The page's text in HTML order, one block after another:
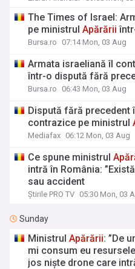
decât costurile acestor
The Times of Israel:
pe ministrulApărării
Bursa.ro 07:14 Mon, 03 Aug
Armata israeliană îl
într-o dispută fără
Bursa.ro 06:43 Mon, 03 Aug
Dispută fără precedent
contrazice pe ministrul
Mediafax 06:12 Mon, 03 Aug
Ce spune ministrul
intră în România:
sau accident
Știrile PRO TV 05:30 Mon, 03
Sunday
MinistrulApărării: ”De
mi consum eu
jos niște drone care